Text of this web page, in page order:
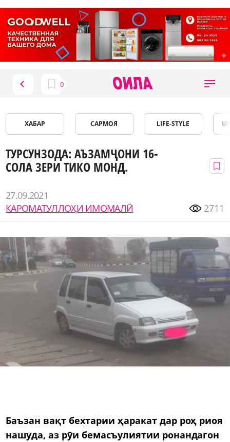
ХАБАР САРМОЯ LIFE-STYLE
ТУРСУНЗОДА: АЪЗАМҶОНИ 16-
СОЛА ЗЕРИ ТИКО МОНД.
27.09.2021
КАРОМАТУЛЛОҲИ ИМОМАЛӢ
2711
Баъзан вақт бехтарии ҳаракат дар роҳ риоя
нашуда, аз рӯи бемасъулиятии ронандагон